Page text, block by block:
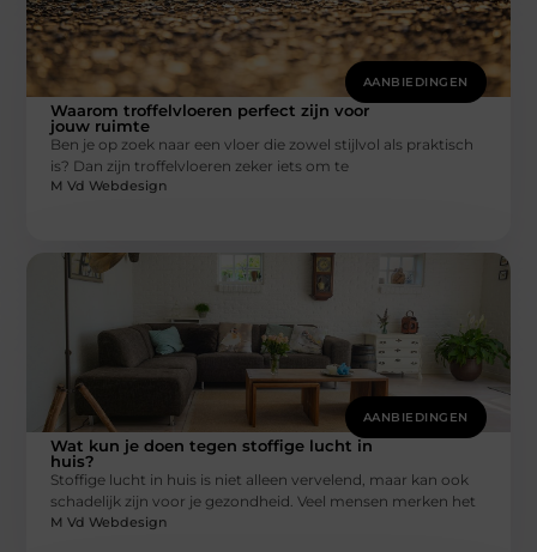
AANBIEDINGEN
Waarom troffelvloeren perfect zijn voor
jouw ruimte
Ben je op zoek naar een vloer die zowel stijlvol als praktisch
is? Dan zijn troffelvloeren zeker iets om te
M Vd Webdesign
AANBIEDINGEN
Wat kun je doen tegen stoffige lucht in
huis?
Stoffige lucht in huis is niet alleen vervelend, maar kan ook
schadelijk zijn voor je gezondheid. Veel mensen merken het
M Vd Webdesign